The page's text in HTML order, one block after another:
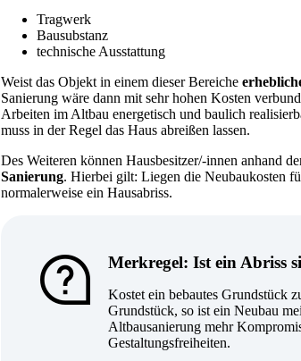
Tragwerk
Bausubstanz
technische Ausstattung
Weist das Objekt in einem dieser Bereiche
Sanierung wäre dann mit sehr hohen Kosten
Arbeiten im Altbau energetisch und baulich
muss in der Regel das Haus abreißen lassen.
Des Weiteren können Hausbesitzer/-innen anhand
Sanierung. Hierbei gilt: Liegen die Neubaukosten
normalerweise ein Hausabriss.
Merkregel: Ist ein Abriss
Kostet ein bebautes Grundstück
Grundstück, so ist ein Neubau
Altbausanierung mehr
Gestaltungsfreiheiten.